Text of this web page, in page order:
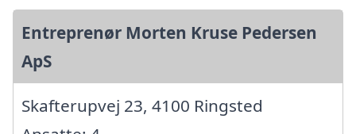
Entreprenør Morten Kruse Pedersen
ApS
Skafterupvej 23, 4100 Ringsted